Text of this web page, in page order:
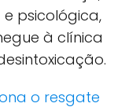
psicológica,
à clínica
o resgate